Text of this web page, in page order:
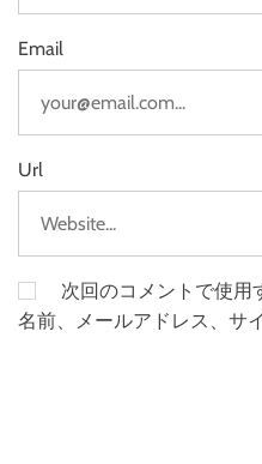
Email
Url
次回のコメントで使用
名前、メールアドレス、サ